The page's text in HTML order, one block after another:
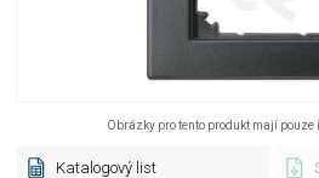
Obrázky pro tento produkt mají
Katalogový list